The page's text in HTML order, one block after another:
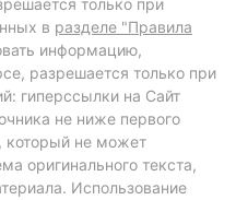
только при
в разделе "Правила
информацию,
разрешается только при
гиперссылки на Сайт
не ниже первого
который не может
оригинального текста,
Использование